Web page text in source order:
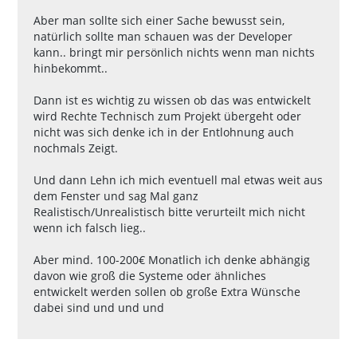
Aber man sollte sich einer Sache bewusst sein,
natürlich sollte man schauen was der Developer
kann.. bringt mir persönlich nichts wenn man nichts
hinbekommt..
Dann ist es wichtig zu wissen ob das was entwickelt
wird Rechte Technisch zum Projekt übergeht oder
nicht was sich denke ich in der Entlohnung auch
nochmals Zeigt.
Und dann Lehn ich mich eventuell mal etwas weit aus
dem Fenster und sag Mal ganz
Realistisch/Unrealistisch bitte verurteilt mich nicht
wenn ich falsch lieg..
Aber mind. 100-200€ Monatlich ich denke abhängig
davon wie groß die Systeme oder ähnliches
entwickelt werden sollen ob große Extra Wünsche
dabei sind und und und